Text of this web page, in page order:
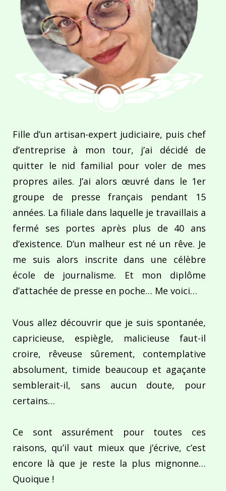
Fille d’un artisan-expert judiciaire, puis chef
d’entreprise à mon tour, j’ai décidé de
quitter le nid familial pour voler de mes
propres ailes. J’ai alors œuvré dans le 1er
groupe de presse français pendant 15
années. La filiale dans laquelle je travaillais a
fermé ses portes après plus de 40 ans
d’existence. D’un malheur est né un rêve. Je
me suis alors inscrite dans une célèbre
école de journalisme. Et mon diplôme
d’attachée de presse en poche… Me voici…
Vous allez découvrir que je suis spontanée,
capricieuse, espiègle, malicieuse faut-il
croire, rêveuse sûrement, contemplative
absolument, timide beaucoup et agaçante
semblerait-il, sans aucun doute, pour
certains…
Ce sont assurément pour toutes ces
raisons, qu’il vaut mieux que j’écrive, c’est
encore là que je reste la plus mignonne…
Quoique !